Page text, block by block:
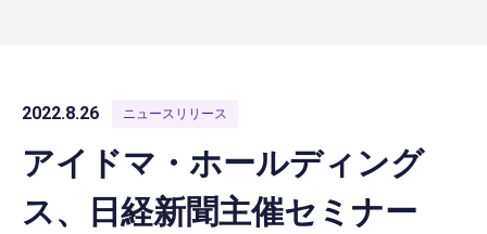
2022.8.26 ニュースリリース
アイドマ・ホールディング
ス、日経新聞主催セミナー